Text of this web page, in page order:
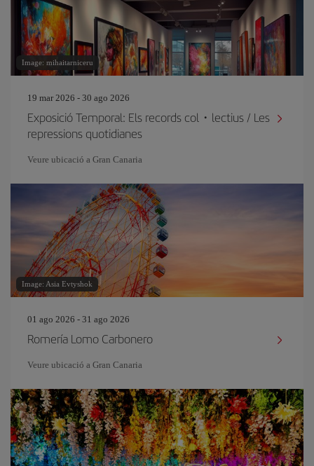
Image: mihaitarniceru
19 mar 2026 - 30 ago 2026
Exposició Temporal: Els records col・lectius / Les
repressions quotidianes
Veure ubicació a Gran Canaria
Image: Asia Evtyshok
01 ago 2026 - 31 ago 2026
Romería Lomo Carbonero
Veure ubicació a Gran Canaria